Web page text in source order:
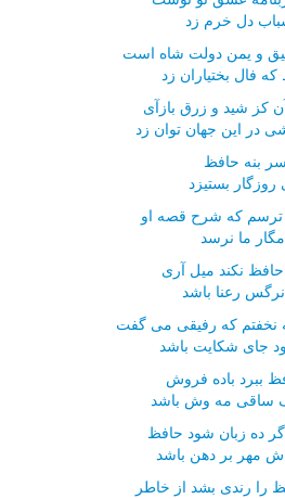
دل خرم زد
و یمن دولت شاه است
فال بختیاران زد
کز شید و زرق بازآی
در این جهان توان زد
سر بنه حافظ
بستیزد
که شرح قصه او
ما نرسد
نکند میل آری
رعنا باشد
نخفتم که رفیقی می گفت
جای شکایت باشد
ببرد باده فروش
ساقی مه وش باشد
ده زبان شود حافظ
مهر بر دهن باشد
را رندی بشد از خاطر